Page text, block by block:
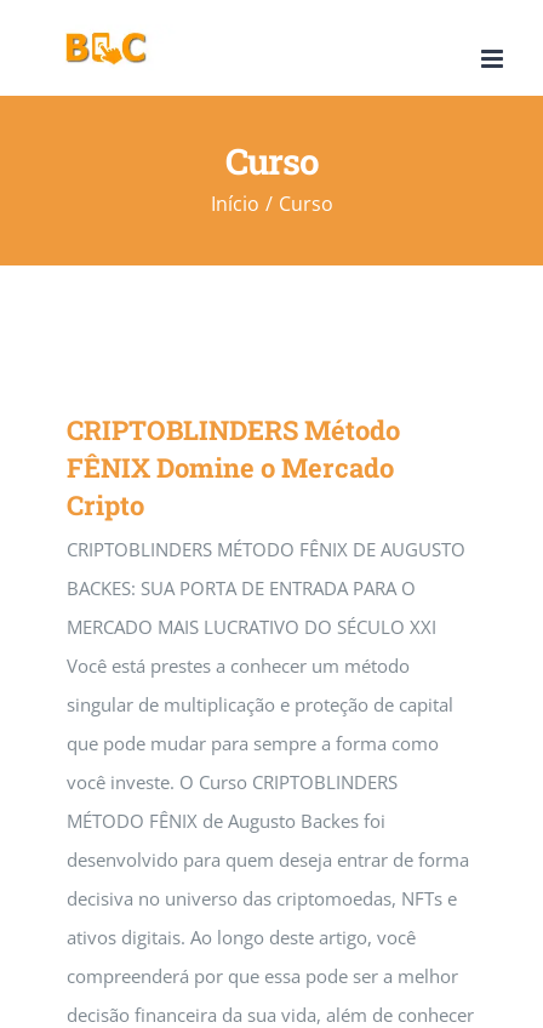
o
Curso
Início Curso
CRIPTOBLINDERS Método
FÊNIX Domine o Mercado
Cripto
CRIPTOBLINDERS MÉTODO FÊNIX DE AUGUSTO
BACKES: SUA PORTA DE ENTRADA PARA O
MERCADO MAIS LUCRATIVO DO SÉCULO XXI
Você está prestes a conhecer um método
singular de multiplicação e proteção de capital
que pode mudar para sempre a forma como
você investe. O Curso CRIPTOBLINDERS
MÉTODO FÊNIX de Augusto Backes foi
desenvolvido para quem deseja entrar de forma
decisiva no universo das criptomoedas, NFTs e
ativos digitais. Ao longo deste artigo, você
compreenderá por que essa pode ser a melhor
decisão financeira da sua vida, além de conhecer